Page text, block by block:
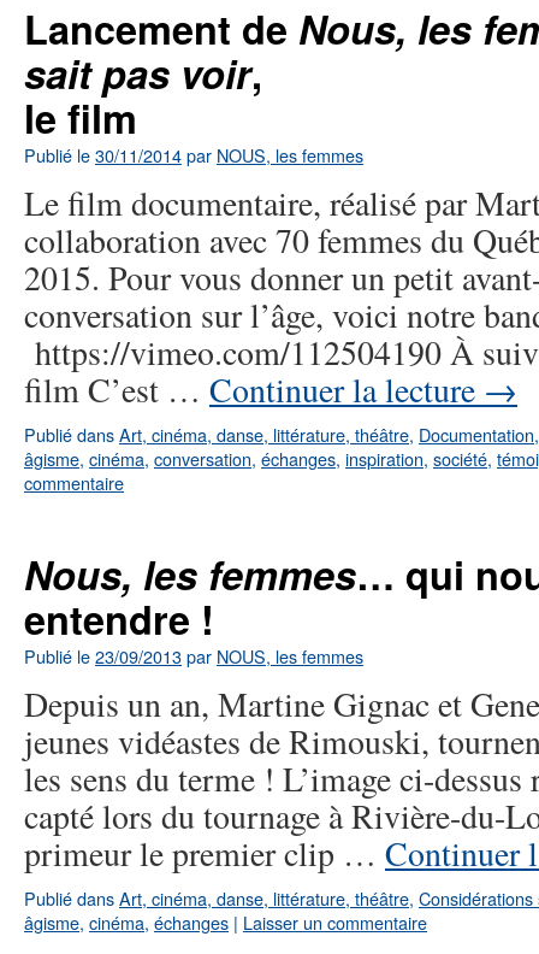
Lancement de Nous, les
sait pas voir,
le film
Publié le30/11/2014par NOUS, les femmes
Le film documentaire, réalisé par
collaboration avec 70 femmes du
2015. Pour vous donner un petit
conversation sur l’âge, voici notre
https://vimeo.com/112504190 À
film C’est … Continuer la lecture →
Publié dansArt, cinéma, danse, littérature, théâtre, Documentation
âgisme, cinéma, conversation, échanges, inspiration, société,
commentaire
Nous, les femmes… qui
entendre !
Publié le23/09/2013par NOUS, les femmes
Depuis un an, Martine Gignac et
jeunes vidéastes de Rimouski,
les sens du terme ! L’image ci-
capté lors du tournage à Rivière-du-
primeur le premier clip … Continuer
Publié dansArt, cinéma, danse, littérature, théâtre,
âgisme, cinéma, échanges | Laisser un commentaire